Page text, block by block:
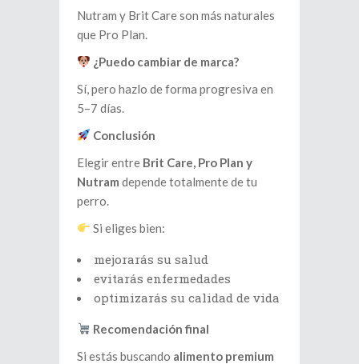
Nutram y Brit Care son más naturales
que Pro Plan.
¿Puedo cambiar de marca?
Sí, pero hazlo de forma progresiva en
5–7 días.
Conclusión
Elegir entre Brit Care, Pro Plan y
Nutram depende totalmente de tu
perro.
Si eliges bien:
mejorarás su salud
evitarás enfermedades
optimizarás su calidad de vida
Recomendación final
Si estás buscando alimento premium